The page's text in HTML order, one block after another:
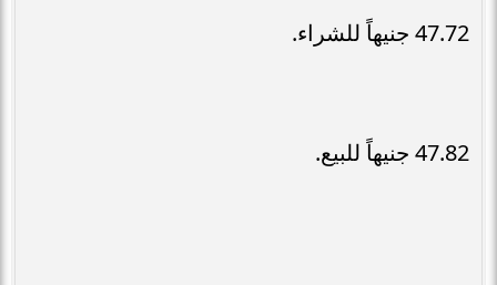
47.72 جنيهاً للشراء.
47.82 جنيهاً للبيع.